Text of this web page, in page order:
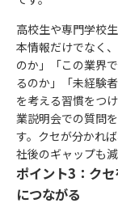
高校生や専門学校
本情報だけでなく
のか」「この業界
るのか」「未経験
を考える習慣をつ
業説明会での質問
す。クセが分かれ
社後のギャップも減
ポイント3：ク
につながる